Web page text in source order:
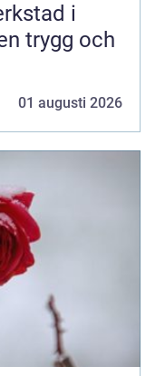
i
trygg och
01 augusti 2026